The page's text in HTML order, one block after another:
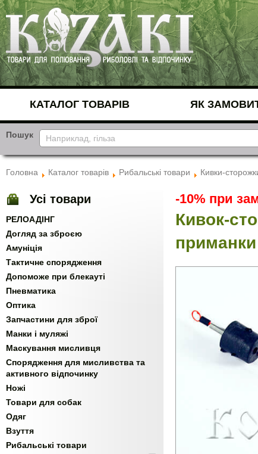
КАТАЛОГ ТОВАРІВ ЯК
Пошук
Головна Каталог товарів Рибальські товари Кивки-
Усі товари
РЕЛОАДІНГ
Догляд за зброєю
Амуніція
Тактичне спорядження
Допоможе при блекауті
Пневматика
Оптика
Запчастини для зброї
Манки і муляжі
Маскування мисливця
Спорядження для мисливства та
активного відпочинку
Ножі
Товари для собак
Одяг
Взуття
Рибальські товари
-10% при
Кивок-
приманки